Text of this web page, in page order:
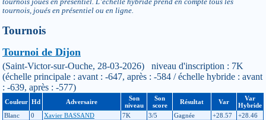
tournois joués en présentiel. L’échelle hybride prend en compte tous les
tournois, joués en présentiel ou en ligne.
Tournois
Tournoi de Dijon
(Saint-Victor-sur-Ouche, 28-03-2026) niveau d'inscription : 7K
(échelle principale : avant : -647, après : -584 / échelle hybride : avant
: -639, après : -577)
Couleur Hd Adversaire
Son
niveau
Son
score
Résultat Var
Var
Hybride
Blanc
0 Xavier BASSAND 7K 3/5 Gagnée +28.57
+28.46